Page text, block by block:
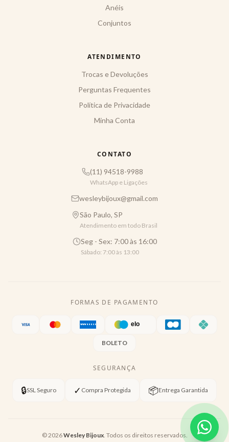
Anéis
Conjuntos
ATENDIMENTO
Trocas e Devoluções
Perguntas Frequentes
Política de Privacidade
Minha Conta
CONTATO
(11) 94518-9988
WhatsApp e Ligações
wesleybijoux@gmail.com
São Paulo, SP
Atendimento em todo Brasil
Seg - Sex: 7:00 às 16:00
Sábado: 7:00 às 13:00
FORMAS DE PAGAMENTO
BOLETO
SEGURANÇA
🔒SSL Seguro ✓ Compra Protegida 📦Entrega Garantida
©2026Wesley Bijoux. Todos os direitos reservados.